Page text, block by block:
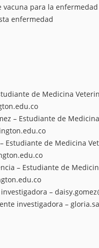
para la
enfermedad
de Medicina
– Estudiante de
Estudiante de Medicina
– Estudiante de
investigadora –
investigadora –